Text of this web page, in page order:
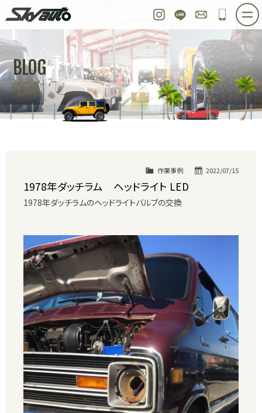
Instagram
LINE お問い合わせ
048-
ホーム 在庫車情報 ご購入プラン
整備作業実例 パーツ販売 買取＆オーダー
店舗紹介 工場紹介 会社概要
スタッフ紹介 求人情報 公式ブログ
BLOG
ブログ
2022/07/15
作業事例
1978年ダッチラム ヘッドライト LED
1978年ダッチラムのヘッドライトバルブの交換